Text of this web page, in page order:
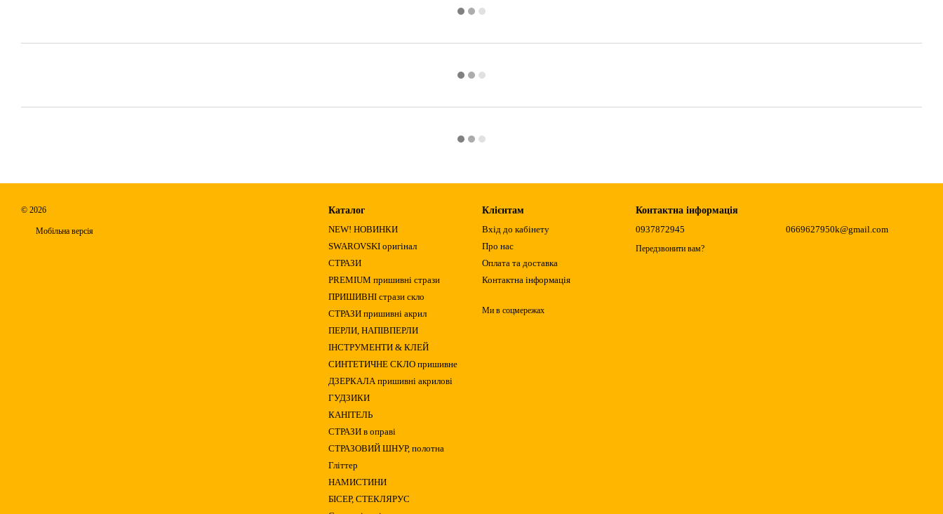
© 2026
Мобільна версія
Каталог
NEW! НОВИНКИ
SWAROVSKI оригінал
СТРАЗИ
PREMIUM пришивні стрази
ПРИШИВНІ стрази скло
СТРАЗИ пришивні акрил
ПЕРЛИ, НАПІВПЕРЛИ
ІНСТРУМЕНТИ & КЛЕЙ
СИНТЕТИЧНЕ СКЛО пришивне
ДЗЕРКАЛА пришивні акрилові
ГУДЗИКИ
КАНІТЕЛЬ
СТРАЗИ в оправі
СТРАЗОВИЙ ШНУР, полотна
Гліттер
НАМИСТИНИ
БІСЕР, СТЕКЛЯРУС
Клієнтам
Вхід до кабінету
Про нас
Оплата та доставка
Контактна інформація
Ми в соцмережах
Контактна інформація
0937872945
Передзвонити вам?
0669627950k@gmail.com